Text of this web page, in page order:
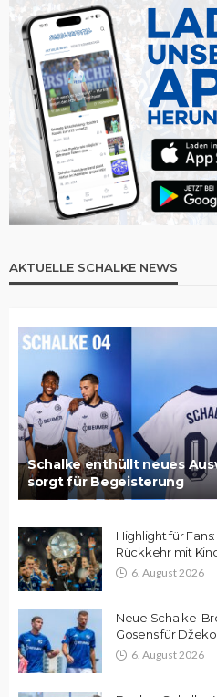
AKTUELLE SCHALKE NEWS
Schalke enthüllt neues
sorgt für Begeisterung
Highlight für
Rückkehr mit
6. August 2026
Neue Schalke-
Gosens für Džeko
6. August 2026